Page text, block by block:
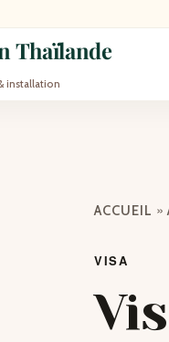
Thaïlande
installation
ACCUEIL »
VISA